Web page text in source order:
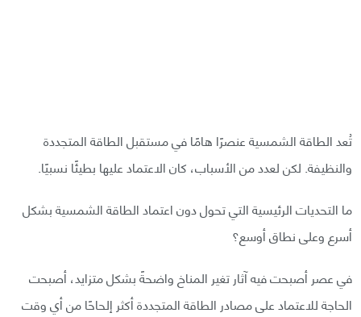
تُعد الطاقة الشمسية عنصرًا هامًا في مستقبل الطاقة المتجددة
والنظيفة. لكن لعدد من الأسباب، كان الاعتماد عليها بطيئًا نسبيًا.
ما التحديات الرئيسية التي تحول دون اعتماد الطاقة الشمسية بشكل
أسرع وعلى نطاق أوسع؟
في عصر أصبحت فيه آثار تغير المناخ واضحةً بشكل متزايد، أصبحت
الحاجة للاعتماد على مصادر الطاقة المتجددة أكثر إلحاحًا من أي وقت